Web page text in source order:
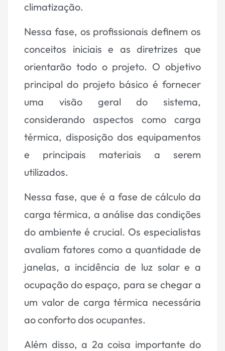
climatização.
Nessa fase, os profissionais definem os
conceitos iniciais e as diretrizes que
orientarão todo o projeto. O objetivo
principal do projeto básico é fornecer
uma visão geral do sistema,
considerando aspectos como carga
térmica, disposição dos equipamentos
e principais materiais a serem
utilizados.
Nessa fase, que é a fase de cálculo da
carga térmica, a análise das condições
do ambiente é crucial. Os especialistas
avaliam fatores como a quantidade de
janelas, a incidência de luz solar e a
ocupação do espaço, para se chegar a
um valor de carga térmica necessária
ao conforto dos ocupantes.
Além disso, a 2a coisa importante do